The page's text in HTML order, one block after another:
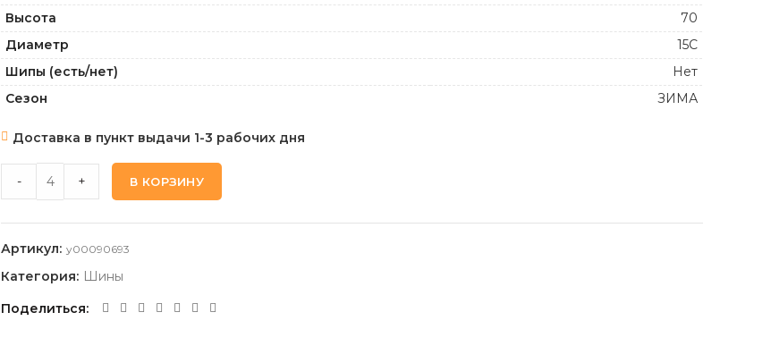
Высота
70
Диаметр
15C
Шипы (есть/нет)
Нет
Сезон
ЗИМА
Доставка в пункт выдачи 1-3 рабочих дня
TRIANGLE LL01 215 70 15C 109/107S quantity
- + В КОРЗИНУ
Артикул: y00090693
Категория: Шины
Поделиться